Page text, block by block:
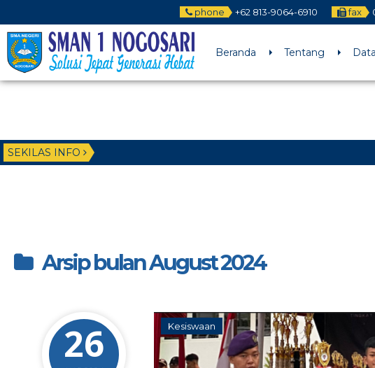
phone +62 813-9064-6910 fax
Beranda Tentang
SEKILAS INFO
Arsip bulan August 2024
26 Kesiswaan